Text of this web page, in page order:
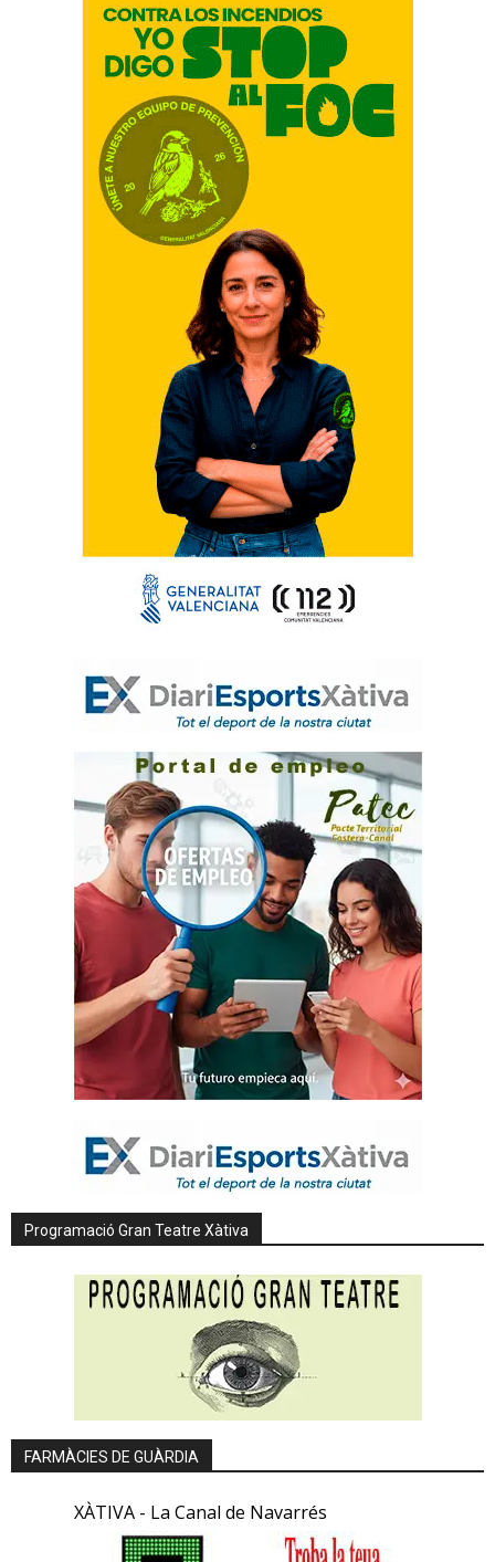
Programació Gran Teatre Xàtiva
FARMÀCIES DE GUÀRDIA
XÀTIVA - La Canal de Navarrés